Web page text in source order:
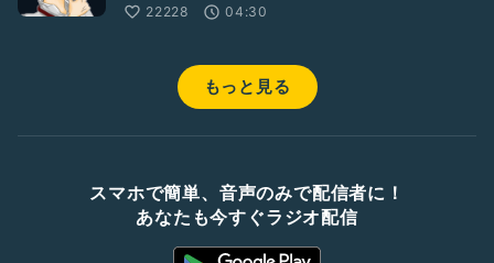
22228
04:30
もっと見る
スマホで簡単、音声のみで配信者に！
あなたも今すぐラジオ配信